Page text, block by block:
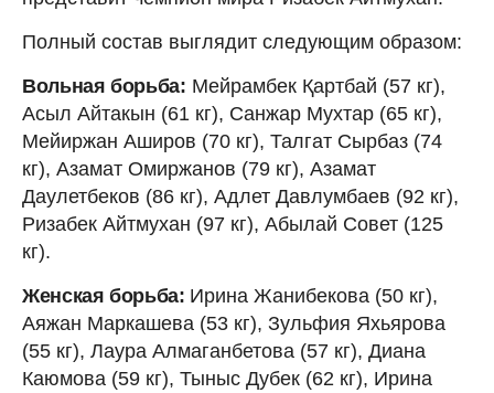
Полный состав выглядит следующим образом:
Вольная борьба: Мейрамбек Қартбай (57 кг),
Асыл Айтакын (61 кг), Санжар Мухтар (65 кг),
Мейиржан Аширов (70 кг), Талгат Сырбаз (74
кг), Азамат Омиржанов (79 кг), Азамат
Даулетбеков (86 кг), Адлет Давлумбаев (92 кг),
Ризабек Айтмухан (97 кг), Абылай Совет (125
кг).
Женская борьба: Ирина Жанибекова (50 кг),
Аяжан Маркашева (53 кг), Зульфия Яхьярова
(55 кг), Лаура Алмаганбетова (57 кг), Диана
Каюмова (59 кг), Тыныс Дубек (62 кг), Ирина